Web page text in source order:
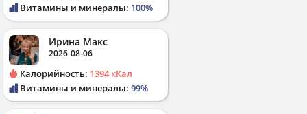
Витамины и минералы: 100%
Ирина Макс
2026-08-06
Калорийность: 1394 кКал
Витамины и минералы: 99%